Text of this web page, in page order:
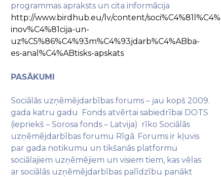
programmas apraksts un cita informācija
http://www.birdhub.eu/lv/content/
inov%C4%81cija-un-
uz%C5%86%C4%93m%C4%93jdarb%C4%ABba-
es-anal%C4%ABtisks-apskats
PASĀKUMI
Sociālās uzņēmējdarbības forums – jau kopš 2009.
gada katru gadu Fonds atvērtai sabiedrībai DOTS
(iepriekš – Sorosa fonds – Latvija) rīko Sociālās
uzņēmējdarbības forumu Rīgā. Forums ir kļuvis
par gada notikumu un tikšanās platformu
sociālajiem uzņēmējiem un visiem tiem, kas vēlas
ar sociālās uzņēmējdarbības palīdzību panākt